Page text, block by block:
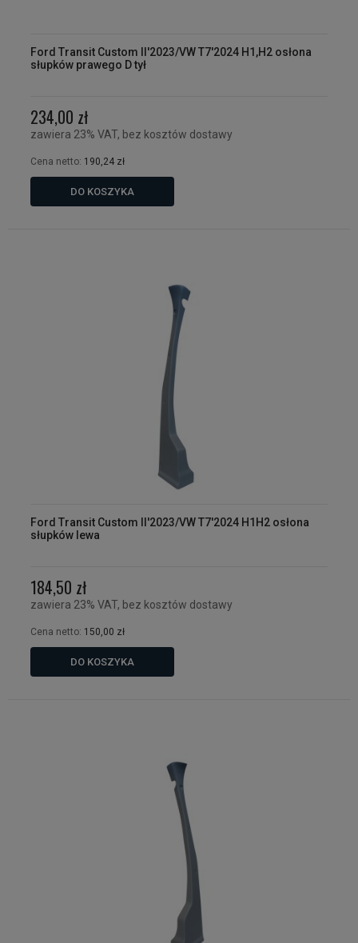
Ford Transit Custom II'2023/VW T7'2024 H1,H2 osłona
słupków prawego D tył
234,00 zł
zawiera 23% VAT, bez kosztów dostawy
Cena netto: 190,24 zł
DO KOSZYKA
Ford Transit Custom II'2023/VW T7'2024 H1H2 osłona
słupków lewa
184,50 zł
zawiera 23% VAT, bez kosztów dostawy
Cena netto: 150,00 zł
DO KOSZYKA